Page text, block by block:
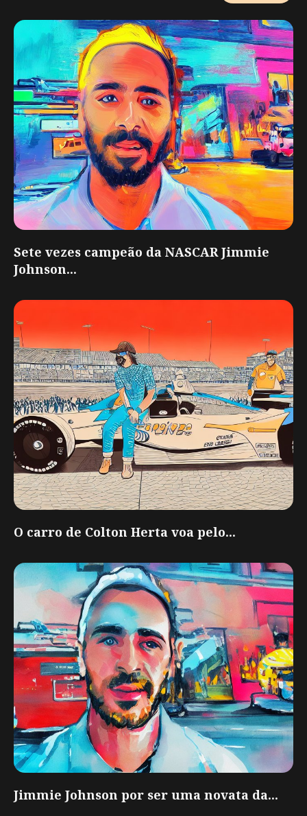
Sete vezes campeão da NASCAR Jimmie
Johnson...
O carro de Colton Herta voa pelo...
Jimmie Johnson por ser uma novata da...